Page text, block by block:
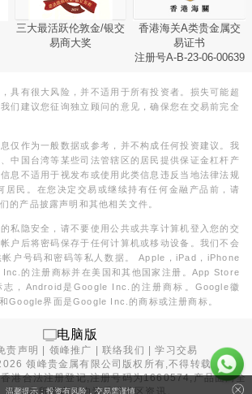
三大最活跃伦敦金/银交
易商大奖
香港海关A类贵金属交
易证书
注册号A-B-23-06-00639
具有很大风险，并不适用于所有投资者。损失可能超
们建议您征询独立顾问的意见，确保您在交易前完全
仅作为一般数据或参考，并不构成任何投资建议。我
中国台湾等某些司法管辖区的居民提供保证金杠杆产
息不适用于视发布或使用此类信息违反当地法律法规
居民。在您决定交易或继续持有任何金融产品前，请
的产品披露声明和其他相关文件。
私隐安全，请不要使用公共或共享计算机登入您的交
户后将密码保存于任何计算机或移动设备。我们不会
帐户号码和密码等私人数据。 Apple，iPad，iPhone
的注册商标并在美国和其他国家注册。App Store
，Android是Google Inc.的注册商标。Google徽
Google界面是Google Inc.的商标或注册商标。
电脑版
责声明 领峰推广 |联络我们 |学习交易
领峰贵金属有限公司版权所有,不得转载
香港合法注册登记,注册号码为1660574,产品面向全
本站内所有内容均为香港地区资讯。
温馨提示：投资有风险，交易需谨慎